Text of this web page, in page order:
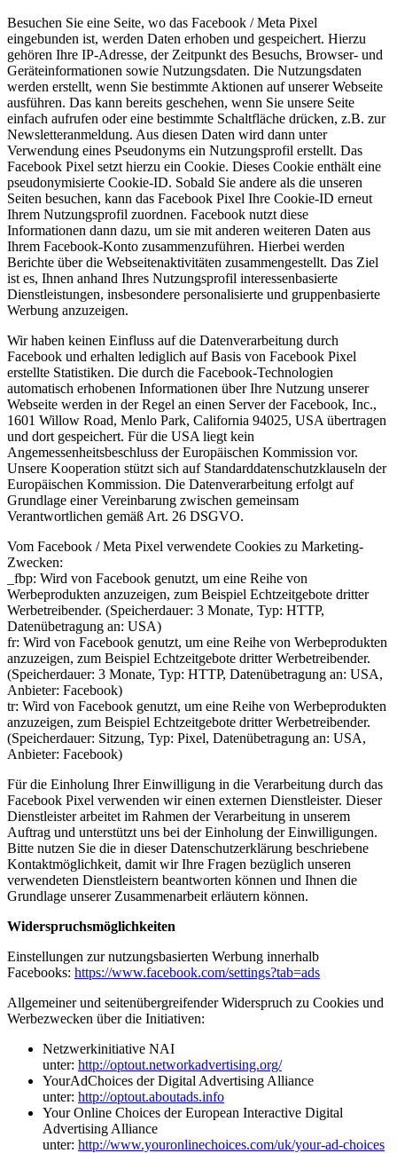
Besuchen Sie eine Seite, wo das Facebook / Meta Pixel
eingebunden ist, werden Daten erhoben und gespeichert. Hierzu
gehören Ihre IP-Adresse, der Zeitpunkt des Besuchs, Browser- und
Geräteinformationen sowie Nutzungsdaten. Die Nutzungsdaten
werden erstellt, wenn Sie bestimmte Aktionen auf unserer Webseite
ausführen. Das kann bereits geschehen, wenn Sie unsere Seite
einfach aufrufen oder eine bestimmte Schaltfläche drücken, z.B. zur
Newsletteranmeldung. Aus diesen Daten wird dann unter
Verwendung eines Pseudonyms ein Nutzungsprofil erstellt. Das
Facebook Pixel setzt hierzu ein Cookie. Dieses Cookie enthält eine
pseudonymisierte Cookie-ID. Sobald Sie andere als die unseren
Seiten besuchen, kann das Facebook Pixel Ihre Cookie-ID erneut
Ihrem Nutzungsprofil zuordnen. Facebook nutzt diese
Informationen dann dazu, um sie mit anderen weiteren Daten aus
Ihrem Facebook-Konto zusammenzuführen. Hierbei werden
Berichte über die Webseitenaktivitäten zusammengestellt. Das Ziel
ist es, Ihnen anhand Ihres Nutzungsprofil interessenbasierte
Dienstleistungen, insbesondere personalisierte und gruppenbasierte
Werbung anzuzeigen.
Wir haben keinen Einfluss auf die Datenverarbeitung durch
Facebook und erhalten lediglich auf Basis von Facebook Pixel
erstellte Statistiken. Die durch die Facebook-Technologien
automatisch erhobenen Informationen über Ihre Nutzung unserer
Webseite werden in der Regel an einen Server der Facebook, Inc.,
1601 Willow Road, Menlo Park, California 94025, USA übertragen
und dort gespeichert. Für die USA liegt kein
Angemessenheitsbeschluss der Europäischen Kommission vor.
Unsere Kooperation stützt sich auf Standarddatenschutzklauseln der
Europäischen Kommission. Die Datenverarbeitung erfolgt auf
Grundlage einer Vereinbarung zwischen gemeinsam
Verantwortlichen gemäß Art. 26 DSGVO.
Vom Facebook / Meta Pixel verwendete Cookies zu Marketing-
Zwecken:
_fbp: Wird von Facebook genutzt, um eine Reihe von
Werbeprodukten anzuzeigen, zum Beispiel Echtzeitgebote dritter
Werbetreibender. (Speicherdauer: 3 Monate, Typ: HTTP,
Datenübetragung an: USA)
fr: Wird von Facebook genutzt, um eine Reihe von Werbeprodukten
anzuzeigen, zum Beispiel Echtzeitgebote dritter Werbetreibender.
(Speicherdauer: 3 Monate, Typ: HTTP, Datenübetragung an: USA,
Anbieter: Facebook)
tr: Wird von Facebook genutzt, um eine Reihe von Werbeprodukten
anzuzeigen, zum Beispiel Echtzeitgebote dritter Werbetreibender.
(Speicherdauer: Sitzung, Typ: Pixel, Datenübetragung an: USA,
Anbieter: Facebook)
Für die Einholung Ihrer Einwilligung in die Verarbeitung durch das
Facebook Pixel verwenden wir einen externen Dienstleister. Dieser
Dienstleister arbeitet im Rahmen der Verarbeitung in unserem
Auftrag und unterstützt uns bei der Einholung der Einwilligungen.
Bitte nutzen Sie die in dieser Datenschutzerklärung beschriebene
Kontaktmöglichkeit, damit wir Ihre Fragen bezüglich unseren
verwendeten Dienstleistern beantworten können und Ihnen die
Grundlage unserer Zusammenarbeit erläutern können.
Widerspruchsmöglichkeiten
Einstellungen zur nutzungsbasierten Werbung innerhalb
Facebooks: https://www.facebook.com/settings?tab=ads
Allgemeiner und seitenübergreifender Widerspruch zu Cookies und
Werbezwecken über die Initiativen:
Netzwerkinitiative NAI
unter: http://optout.networkadvertising.org/
YourAdChoices der Digital Advertising Alliance
unter: http://optout.aboutads.info
Your Online Choices der European Interactive Digital
Advertising Alliance
unter: http://www.youronlinechoices.com/uk/your-ad-choices